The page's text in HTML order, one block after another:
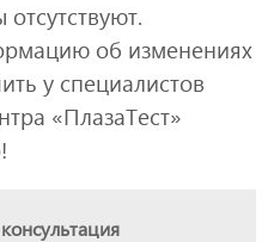
об изменениях
у специалистов
«ПлазаТест»